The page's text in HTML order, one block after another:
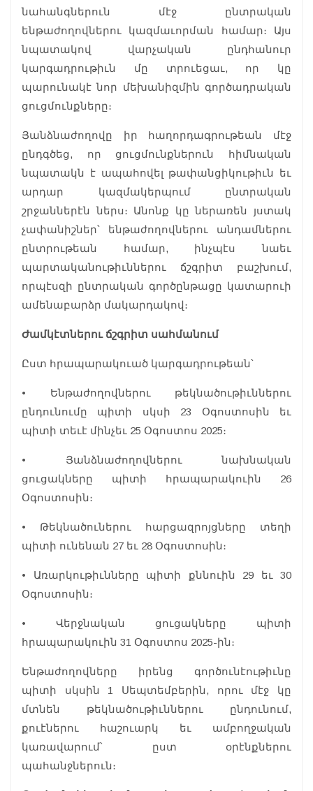
նահանգներուն մէջ ընտրական
ենթաժողովներու կազմաւորման համար։ Այս
նպատակով վարչական ընդհանուր
կարգադրութիւն մը տրուեցաւ, որ կը
պարունակէ նոր մեխանիզմին գործադրական
ցուցմունքները։
Յանձնաժողովը իր հաղորդագրութեան մէջ
ընդգծեց, որ ցուցմունքներուն հիմնական
նպատակն է ապահովել թափանցիկութիւն եւ
արդար կազմակերպում ընտրական
շրջաններէն ներս։ Անոնք կը ներառեն յստակ
չափանիշներ՝ ենթաժողովներու անդամներու
ընտրութեան համար, ինչպէս նաեւ
պարտականութիւններու ճշգրիտ բաշխում,
որպէսզի ընտրական գործընթացը կատարուի
ամենաբարձր մակարդակով։
Ժամկէտներու ճշգրիտ սահմանում
Ըստ հրապարակուած կարգադրութեան՝
• Ենթաժողովներու թեկնածութիւններու
ընդունումը պիտի սկսի 23 Օգոստոսին եւ
պիտի տեւէ մինչեւ 25 Օգոստոս 2025։
• Յանձնաժողովներու նախնական
ցուցակները պիտի հրապարակուին 26
Օգոստոսին։
• Թեկնածուներու հարցազրոյցները տեղի
պիտի ունենան 27 եւ 28 Օգոստոսին։
• Առարկութիւնները պիտի քննուին 29 եւ 30
Օգոստոսին։
• Վերջնական ցուցակները պիտի
հրապարակուին 31 Օգոստոս 2025-ին։
Ենթաժողովները իրենց գործունէութիւնը
պիտի սկսին 1 Սեպտեմբերին, որու մէջ կը
մտնեն թեկնածութիւններու ընդունում,
քուէներու հաշուարկ եւ ամբողջական
կառավարում՝ ըստ օրէնքներու
պահանջներուն։